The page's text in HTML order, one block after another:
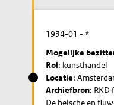
1934-01 - *
Mogelijke
Rol: kunsthandel
Locatie:
Archiefbron: RKD
De helsche en